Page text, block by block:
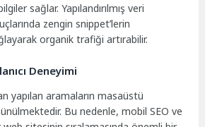
sağlar. Yapılandırılmış veri
zengin snippet’lerin
organik trafiği artırabilir.
Deneyimi
yapılan aramaların masaüstü
Bu nedenle, mobil SEO ve